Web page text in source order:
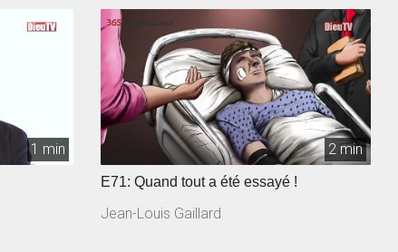
1 min 2 min
E71: Quand tout a été essayé !
Jean-Louis Gaillard